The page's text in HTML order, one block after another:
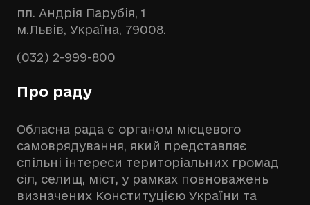
пл. Андрія Парубія, 1
м.Львів, Україна, 79008.
(032) 2-999-800
Про раду
Обласна рада є органом місцевого
самоврядування, який представляє
спільні інтереси територіальних громад
сіл, селищ, міст, у рамках повноважень
визначених Конституцією України та